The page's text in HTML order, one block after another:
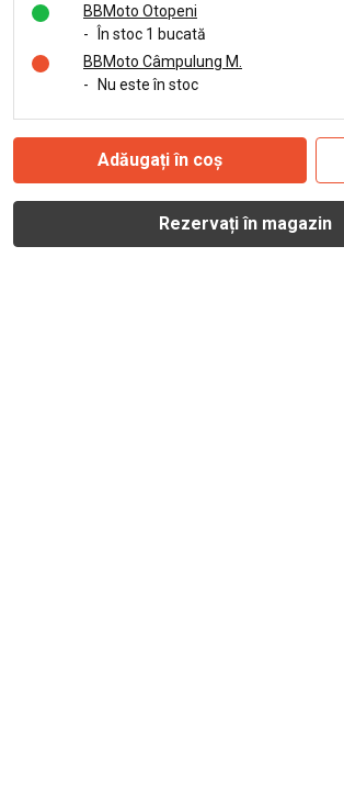
BBMoto Otopeni
-
În stoc 1 bucată
BBMoto Câmpulung M.
-
Nu este în stoc
Adăugați în coș
Rezervați în magazin